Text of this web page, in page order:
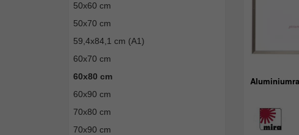
50x60 cm
50x70 cm
59,4x84,1 cm (A1)
60x70 cm
60x80 cm
60x90 cm
70x80 cm
70x90 cm